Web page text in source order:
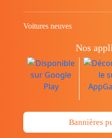
Voitures neuves
Nos
Bannières